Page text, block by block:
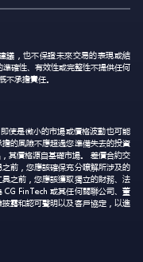
議，也不保證未來交易的表現或結
確性、有效性或完整性不提供任何
承擔責任。
使是微小的市場或價格波動也可能
的風險不應超過您準備失去的投資
其價格源自基礎市場。 差價合約交
前，您應該確保充分瞭解所涉及的
之前，您應該獲取獨立的財務、法
FinTech 或其任何關聯公司、董
露和認可聲明以及客戶協定，以進